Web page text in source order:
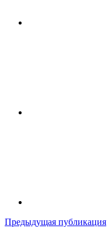
Предыдущая публикация